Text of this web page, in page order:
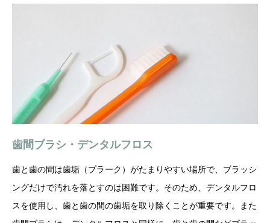
歯間ブラシ・デンタルフロス
歯と歯の間は歯垢（プラーク）がたまりやすい場所で、ブラッシ
ングだけで汚れを落とすのは困難です。そのため、デンタルフロ
スを使用し、歯と歯の間の歯垢を取り除くことが重要です。また